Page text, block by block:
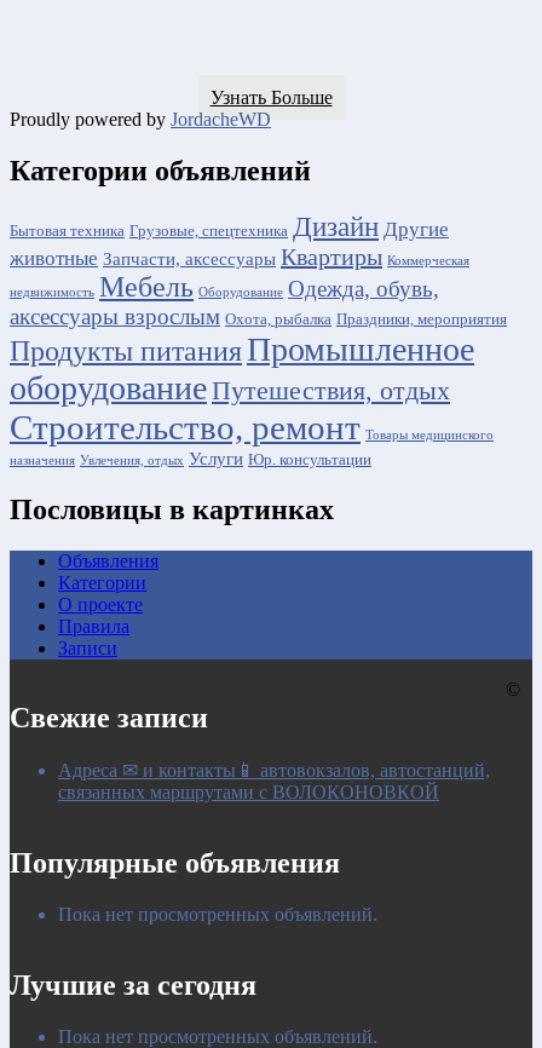
Узнать Больше
Proudly powered by JordacheWD
Категории объявлений
Бытовая техника Грузовые, спецтехника Дизайн Другие
животные Запчасти, аксессуары Квартиры Коммерческая
недвижимость Мебель Оборудование Одежда, обувь,
аксессуары взрослым Охота, рыбалка Праздники, мероприятия
Продукты питанияПромышленное
оборудованиеПутешествия, отдых
Строительство, ремонт Товары медицинского
назначения Увлечения, отдых Услуги Юр. консультации
Пословицы в картинках
Объявления
Категории
О проекте
Правила
Записи
Свежие записи
Адреса ✉ и контакты📱 автовокзалов, автостанций,
связанных маршрутами с ВОЛОКОНОВКОЙ
Популярные объявления
Пока нет просмотренных объявлений.
Лучшие за сегодня
Пока нет просмотренных объявлений.
©